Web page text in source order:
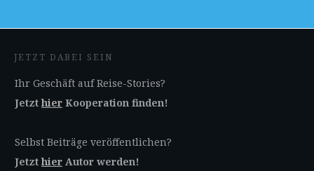
JETZT DABEI SEIN
Ihr Geschäft auf Reise-Stories?
Jetzthier Kooperation finden!
Selbst Beiträge veröffentlichen?
Jetzthier Autor werden!